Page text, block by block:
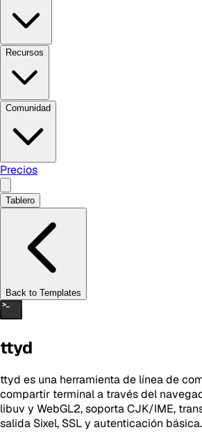
Recursos
Comunidad
Precios
Tablero
Back to Templates
ttyd
ttyd es una herramienta de línea de
compartir terminal a través del
libuv y WebGL2, soporta CJK/IME,
salida Sixel, SSL y autenticación básica.